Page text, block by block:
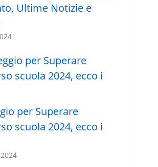
Ultime Notizie e
per Superare
scuola 2024, ecco i